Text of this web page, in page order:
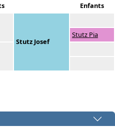
Enfants
Stutz Josef
Stutz Pia